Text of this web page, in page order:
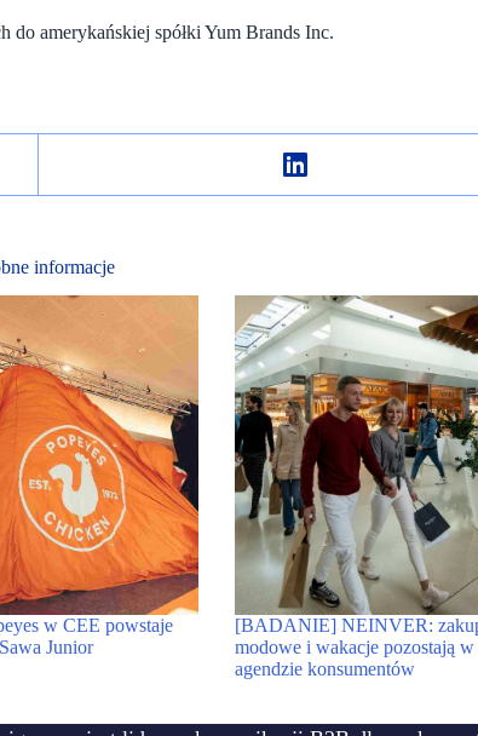
do amerykańskiej spółki Yum Brands Inc.
informacje
w CEE powstaje
Junior
[BADANIE] NEINVER:
modowe i wakacje pozostają
agendzie konsumentów